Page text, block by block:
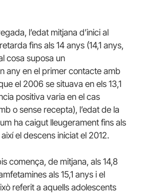
l’edat mitjana d’inici al
fins als 14 anys (14,1 anys,
cosa suposa un
any en el primer contacte amb
el 2006 se situava en els 13,1
positiva varia en el cas
o sense recepta), l’edat de la
ha caigut lleugerament fins als
el descens iniciat el 2012.
comença, de mitjana, als 14,8
als 15,1 anys i el
referit a aquells adolescents